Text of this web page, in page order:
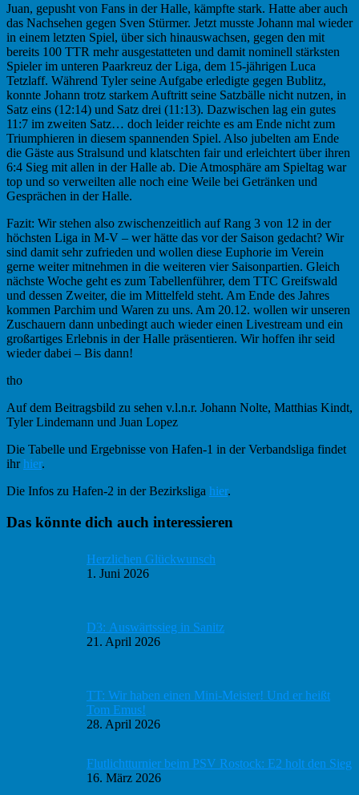
Juan, gepusht von Fans in der Halle, kämpfte stark. Hatte aber auch
das Nachsehen gegen Sven Stürmer. Jetzt musste Johann mal wieder
in einem letzten Spiel, über sich hinauswachsen, gegen den mit
bereits 100 TTR mehr ausgestatteten und damit nominell stärksten
Spieler im unteren Paarkreuz der Liga, dem 15-jährigen Luca
Tetzlaff. Während Tyler seine Aufgabe erledigte gegen Bublitz,
konnte Johann trotz starkem Auftritt seine Satzbälle nicht nutzen, in
Satz eins (12:14) und Satz drei (11:13). Dazwischen lag ein gutes
11:7 im zweiten Satz… doch leider reichte es am Ende nicht zum
Triumphieren in diesem spannenden Spiel. Also jubelten am Ende
die Gäste aus Stralsund und klatschten fair und erleichtert über ihren
6:4 Sieg mit allen in der Halle ab. Die Atmosphäre am Spieltag war
top und so verweilten alle noch eine Weile bei Getränken und
Gesprächen in der Halle.
Fazit: Wir stehen also zwischenzeitlich auf Rang 3 von 12 in der
höchsten Liga in M-V – wer hätte das vor der Saison gedacht? Wir
sind damit sehr zufrieden und wollen diese Euphorie im Verein
gerne weiter mitnehmen in die weiteren vier Saisonpartien. Gleich
nächste Woche geht es zum Tabellenführer, dem TTC Greifswald
und dessen Zweiter, die im Mittelfeld steht. Am Ende des Jahres
kommen Parchim und Waren zu uns. Am 20.12. wollen wir unseren
Zuschauern dann unbedingt auch wieder einen Livestream und ein
großartiges Erlebnis in der Halle präsentieren. Wir hoffen ihr seid
wieder dabei – Bis dann!
tho
Auf dem Beitragsbild zu sehen v.l.n.r. Johann Nolte, Matthias Kindt,
Tyler Lindemann und Juan Lopez
Die Tabelle und Ergebnisse von Hafen-1 in der Verbandsliga findet
ihrhier.
Die Infos zu Hafen-2 in der Bezirksliga hier.
Haupt-
Das könnte dich auch interessieren
Herzlichen Glückwunsch
1. Juni 2026
D3: Auswärtssieg in Sanitz
21. April 2026
TT: Wir haben einen Mini-Meister! Und er heißt
Tom Emus!
28. April 2026
Flutlichtturnier beim PSV Rostock: E2 holt den Sieg
16. März 2026